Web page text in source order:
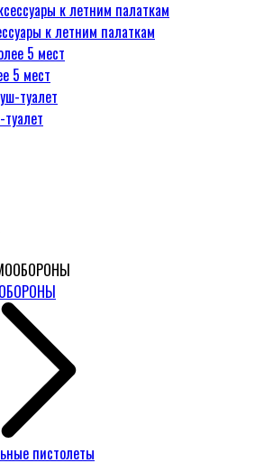
к летним палаткам
5 мест